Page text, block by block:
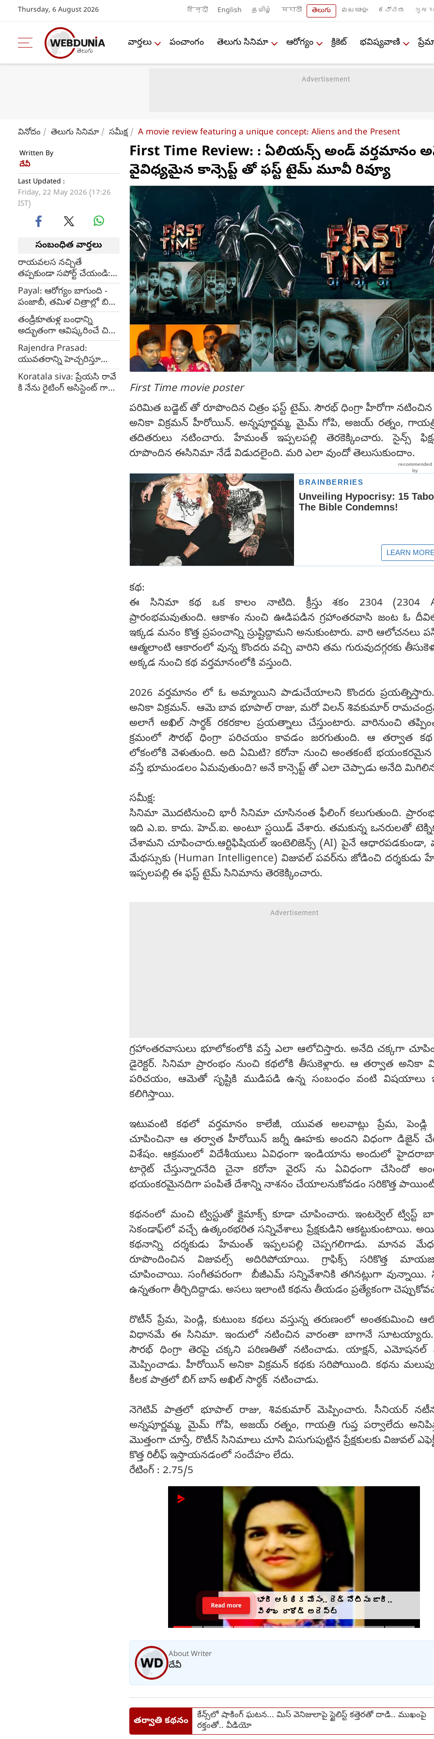
Thursday, 6 August 2026 हिन्दी English தமிழ் मराठी తెలుగు മലയാളം ಕನ್ನಡ
వార్తలు పంచాంగం తెలుగు సినిమా ఆరోగ్యం క్రికెట్ భవిష్యవాణి
వినోదం తెలుగు సినిమా సమీక్ష A movie review featuring a unique concept: Aliens and the Present
Written By
దేవీ
Last Updated :
Friday, 22 May 2026 (17:26
IST)
సంబంధిత వార్తలు
రాయవలస నచ్చితే
తప్పకుండా సపోర్ట్ చేయండి:
కార్తీక్ జయంతి
Payal: ఆరోగ్యం బాగుంది -
పంజాబీ, తమిళ చిత్రాల్లో బిజీ
వల్లే తెలుగులో నటించడంలేదు
: పాయల్
తండ్రీకూతుళ్ల బంధాన్ని
అద్భుతంగా ఆవిష్కరించే చిత్రం
పిఠాపురంలో : నిర్మాతలు
Rajendra Prasad:
యువతరాన్ని హెచ్చరిస్తూ
పిఠాపురంలో చిత్రం సిద్ధమైంది
Koratala siva: ప్రేయసి రావే
కి నేను రైటింగ్ అసిస్టెంట్ గా
First Time Review: : ఏలియన్స్ అండ్ వర్తమానం
వైవిధ్యమైన కాన్సెప్ట్ తో ఫస్ట్ టైమ్ మూవీ రివ్యూ
First Time movie poster
పరిమిత బడ్జెట్ తో రూపొందిన చిత్రం ఫస్ట్ టైమ్. సౌరభ్ ధింగ్రా హీరోగా నటించిన
అనికా విక్రమన్ హీరోయిన్‌. అన్నపూర్ణమ్మ, మైమ్ గోపి, అజయ్ రత్నం, గాయత్రి
తదితరులు నటించారు. హేమంత్ ఇప్పలపల్లి తెరకెక్కించారు. సైన్స్
రూపొందిన ఈసినిమా నేడే విడుదలైంది. మరి ఎలా వుందో తెలుసుకుందాం.
కథ:
ఈ సినిమా కథ ఒక కాలం నాటిది. క్రీస్తు శకం 2304 (2304
ప్రారంభమవుతుంది. ఆకాశం నుంచి ఊడిపడిన గ్రహాంతరవాసి జంట ఓ
ఇక్కడ మనం కొత్త ప్రపంచాన్ని స్రుష్టిద్దామని అనుకుంటారు. వారి ఆలోచనలు
ఆత్మలాంటి ఆకారంలో వున్న కొందరు వచ్చి వారిని తమ గురువుదగ్గరకు
అక్కడ నుంచి కథ వర్తమానంలోకి వస్తుంది.
2026 వర్తమానం లో ఓ అమ్మాయిని పాడుచేయాలని కొందరు
అనికా విక్రమన్‌. ఆమె బావ భూపాల్ రాజు, మరో విలన్ శివకుమార్
అలాగే అఖిల్ సార్థక్ రకరకాల ప్రయత్నాలు చేస్తుంటారు. వారినుంచి
క్రమంలో సౌరభ్ ధింగ్రా పరిచయం కావడం జరగుతుంది. ఆ తర్వాత
లోకంలోకి వెళుతుంది. అది ఏమిటి? కరోనా నుంచి అంతకంటే
వస్తే భూమండలం ఏమవుతుంది? అనే కాన్సెప్ట్ తో ఎలా చెప్పాడు అనేది
సమీక్ష:
సినిమా మొదటినుంచి భారీ సినిమా చూసినంత ఫీలింగ్ కలుగుతుంది.
ఇది ఎ.ఐ. కాదు. హెచ్.ఐ. అంటూ స్టయిడ్ వేశారు. తమకున్న ఒనరులతో
చేశామని చూపించారు.ఆర్టిఫిషియల్ ఇంటెలిజెన్స్ (AI) పైనే
మేథస్సుకు (Human Intelligence) విజువల్ పవర్‌ను జోడించి దర్శకుడు
ఇప్పలపల్లి ఈ ఫస్ట్ టైమ్ సినిమాను తెరకెక్కించారు.
గ్రహాంతరవాసులు భూలోకంలోకి వస్తే ఎలా ఆలోచిస్తారు. అనేది చక్కగా
డైరెక్టర్. సినిమా ప్రారంభం నుంచి కథలోకి తీసుకెళ్లారు. ఆ తర్వాత అనికా
పరిచయం, ఆమెతో సృష్టికి ముడిపడి ఉన్న సంబంధం వంటి విషయాలు
కలిగిస్తాయి.
ఇటువంటి కథలో వర్తమానం కాలేజీ, యువత అలవాట్లు ప్రేమ,
చూపించినా ఆ తర్వాత హీరోయిన్ జర్నీ ఊహకు అందని విధంగా డిజైన్
విశేషం. ఆక్రమంలో విదేశీయులు ఏవిధంగా ఇండియాను అందులో
టార్గెట్ చేస్తున్నారనేది చైనా కరోనా వైరస్ ను ఏవిధంగా చేసిందో
భయంకరమైనదిగా పంపితే దేశాన్ని నాశనం చేయాలనుకోవడం సరికొత్త
కథనంలో మంచి ట్విస్టుతో క్లైమాక్స్ కూడా చూపించారు. ఇంటర్వెల్ ట్విస్ట్
సెకండాఫ్‌లో వచ్చే ఉత్కంఠభరిత సన్నివేశాలు ప్రేక్షకుడిని ఆకట్టుకుంటాయి.
కథనాన్ని దర్శకుడు హేమంత్ ఇప్పలపల్లి చెప్పగలిగాడు. మానవ
రూపొందించిన విజువల్స్ అదిరిపోయాయి. గ్రాఫిక్స్ సరికొత్త
చూపించాయి. సంగీతపరంగా బీజీఎమ్ సన్నివేశానికి తగినట్లుగా వున్నాయి.
ఉన్నతంగా తీర్చిదిద్దాడు. అసలు ఇలాంటి కథను తీయడం ప్రత్యేకంగా
రొటీన్ ప్రేమ, పెండ్లి, కుటుంబ కథలు వస్తున్న తరుణంలో అంతకుమించి
విధానమే ఈ సినిమా. ఇందులో నటించిన వారంతా బాగానే
సౌరభ్ ధింగ్రా తెరపై చక్కని పరిణతితో నటించాడు. యాక్షన్, ఎమోషనల్
మెప్పించాడు. హీరోయిన్ అనికా విక్రమన్ కథకు సరిపోయింది. కథను
కీలక పాత్రలో బిగ్ బాస్ అఖిల్ సార్థక్ నటించాడు.
నెగెటివ్ పాత్రలో భూపాల్ రాజు, శివకుమార్ మెప్పించారు. సీనియర్
అన్నపూర్ణమ్మ, మైమ్ గోపి, అజయ్ రత్నం, గాయత్రి గుప్త పర్వాలేదు
మొత్తంగా చూస్తే, రొటీన్ సినిమాలు చూసి విసుగుపుట్టిన ప్రేక్షకులకు విజువల్
కొత్త రిలీఫ్ ఇస్తాయనడంలో సందేహం లేదు.
రేటింగ్ : 2.75/5
భారీ ఆర్థిక మోసం.. రెడ్ నోటీసు జారీ..
విశాఖ రాథోడ్‌‌ అరెస్ట్
Read more
About Writer
దేవీ
తర్వాతి కథనం
కేన్స్‌లో షాకింగ్ ఘటన... మిస్ వెనిజులాపై స్టైలిస్ట్ కత్తెరతో దాడి.. ముఖంపై
రక్తంతో.. వీడియో